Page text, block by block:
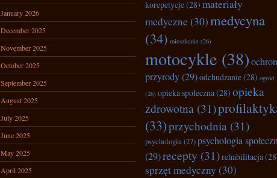
January 2026
December 2025
November 2025
October 2025
September 2025
August 2025
July 2025
June 2025
May 2025
April 2025
korepetycje(28) materiały
medyczne (30)medycyna
(34) mieszkanie (26)
motocykle (38)
przyrody(29)odchudzanie(28) ogród
(26) opieka społeczna(28) opieka
zdrowotna (31)
(33)przychodnia (31)
psychologia(27)psychologia
(29)recepty (31)rehabilitacja
sprzęt medyczny (30)